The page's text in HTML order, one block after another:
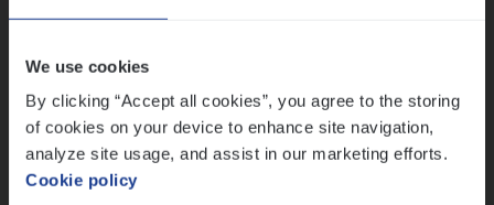
We use cookies
By clicking “Accept all cookies”, you agree to the storing
of cookies on your device to enhance site navigation,
analyze site usage, and assist in our marketing efforts.
Cookie policy